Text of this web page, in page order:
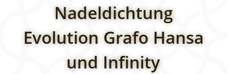
Nadeldichtung
Evolution Grafo Hansa
und Infinity